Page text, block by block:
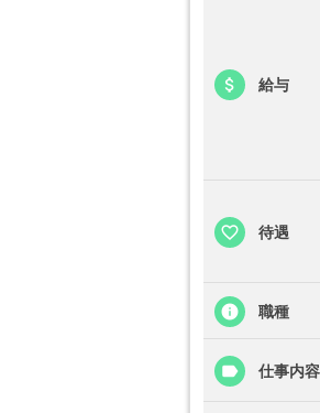
給与
待遇
職種
仕事内容